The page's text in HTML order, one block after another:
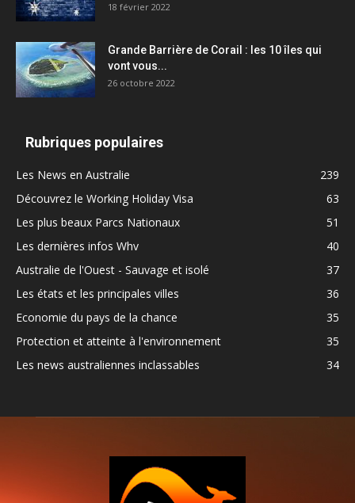
18 février 2022
Grande Barrière de Corail : les 10 îles qui
vont vous...
26 octobre 2022
Rubriques populaires
Les News en Australie
239
Découvrez le Working Holiday Visa
63
Les plus beaux Parcs Nationaux
51
Les dernières infos Whv
40
Australie de l'Ouest - Sauvage et isolé
37
Les états et les principales villes
36
Economie du pays de la chance
35
Protection et atteinte à l'environnement
35
Les news australiennes inclassables
34